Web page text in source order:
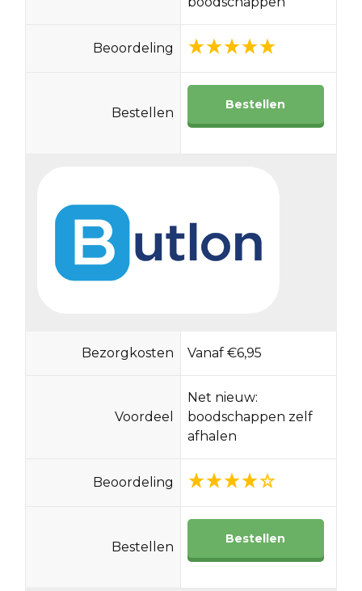
Beoordeling
Bestellen
Bestellen
Bezorgkosten Vanaf €6,95
Voordeel
Net nieuw:
boodschappen zelf
afhalen
Beoordeling
Bestellen
Bestellen